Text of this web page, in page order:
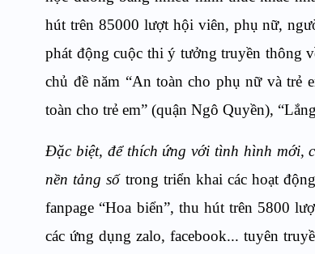
hút trên 85000 lượt hội viên, phụ nữ,
phát động cuộc thi ý tưởng truyền thông
chủ đề năm “An toàn cho phụ nữ và trẻ
toàn cho trẻ em” (quận Ngô Quyền),
Đặc biệt, để thích ứng với tình hình mới,
nền tảng sốtrong triển khai các hoạt
fanpage “Hoa biển”, thu hút trên 5800
các ứng dụng zalo, facebook... tuyên